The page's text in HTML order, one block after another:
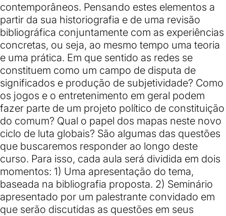
contemporâneos. Pensando estes elementos a
partir da sua historiografia e de uma revisão
bibliográfica conjuntamente com as experiências
concretas, ou seja, ao mesmo tempo uma teoria
e uma prática. Em que sentido as redes se
constituem como um campo de disputa de
significados e produção de subjetividade? Como
os jogos e o entretenimento em geral podem
fazer parte de um projeto político de constituição
do comum? Qual o papel dos mapas neste novo
ciclo de luta globais? São algumas das questões
que buscaremos responder ao longo deste
curso. Para isso, cada aula será dividida em dois
momentos: 1) Uma apresentação do tema,
baseada na bibliografia proposta. 2) Seminário
apresentado por um palestrante convidado em
que serão discutidas as questões em seus